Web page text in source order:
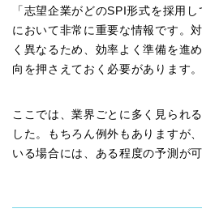
「志望企業がどのSPI形式を採用
において非常に重要な情報です。
く異なるため、効率よく準備を進
向を押さえておく必要があります。
ここでは、業界ごとに多く見られ
した。もちろん例外もありますが
いる場合には、ある程度の予測が可